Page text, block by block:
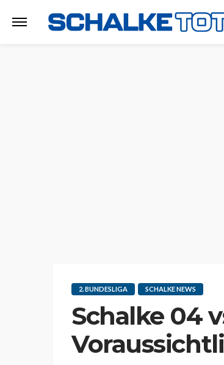
2. BUNDESLIGA SCHALKE NEWS
Schalke 04